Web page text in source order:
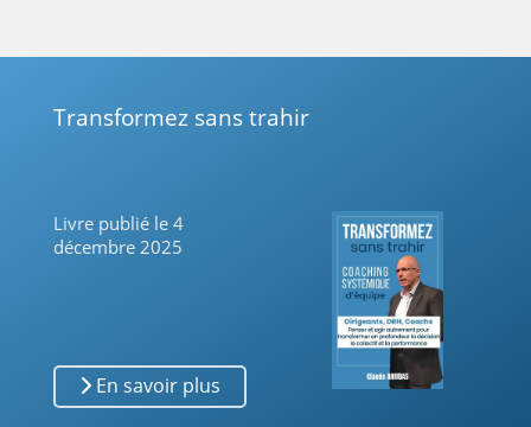
Transformez sans trahir
Livre publié le 4
décembre 2025
En savoir plus